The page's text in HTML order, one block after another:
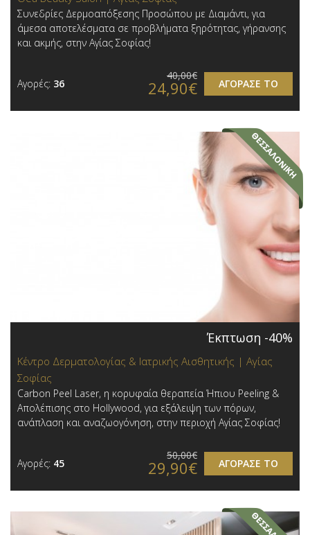
Συνεδρίες Δερμοαπόξεσης Προσώπου με Διαμάντι, για
άμεσα αποτελέσματα σε προβλήματα ξηρότητας, γήρανσης
και ακμής, στην Αγίας Σοφίας!
Αγορές: 36 ΑΓΟΡΑΣΕ ΤΟ
40,00€
24,90€
Έκπτωση -40%
Κέντρο Δερματολογίας & Ιατρικής Αισθητικής | Αγίας
Σοφίας
Carbon Peel Laser, η κορυφαία θεραπεία Ήπιου Peeling &
Απολέπισης στο Hollywood, για εξάλειψη των πόρων,
ανάπλαση και αναζωογόνηση, στην περιοχή Αγίας Σοφίας!
Αγορές: 45 ΑΓΟΡΑΣΕ ΤΟ
50,00€
29,90€